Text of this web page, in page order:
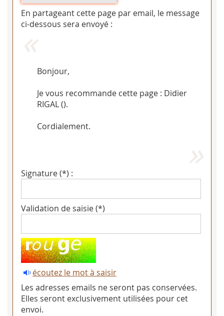
En partageant cette page par email, le message
ci-dessous sera envoyé :
Bonjour,
Je vous recommande cette page : Didier
RIGAL ().
Cordialement.
Signature (*) :
Validation de saisie (*)
écoutez le mot à saisir
Les adresses emails ne seront pas conservées.
Elles seront exclusivement utilisées pour cet
envoi.